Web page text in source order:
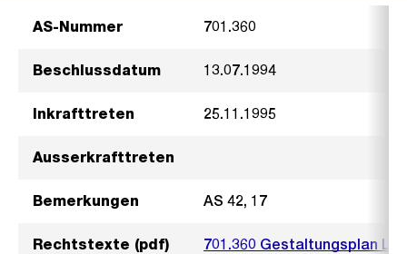
AS-Nummer 701.360
Beschlussdatum 13.07.1994
Inkrafttreten 25.11.1995
Ausserkrafttreten
Bemerkungen AS 42, 17
Rechtstexte (pdf)
701.360 Gestaltungsplan